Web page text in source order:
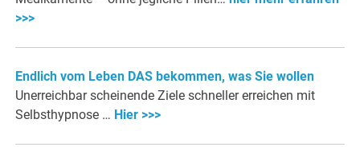
>>>
Endlich vom Leben DAS bekommen, was Sie wollen
Unerreichbar scheinende Ziele schneller erreichen mit
Selbsthypnose … Hier >>>